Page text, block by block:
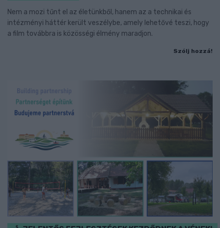
Nem a mozi tűnt el az életünkből, hanem az a technikai és
intézményi háttér került veszélybe, amely lehetővé teszi, hogy
a film továbbra is közösségi élmény maradjon.
Szólj hozzá!